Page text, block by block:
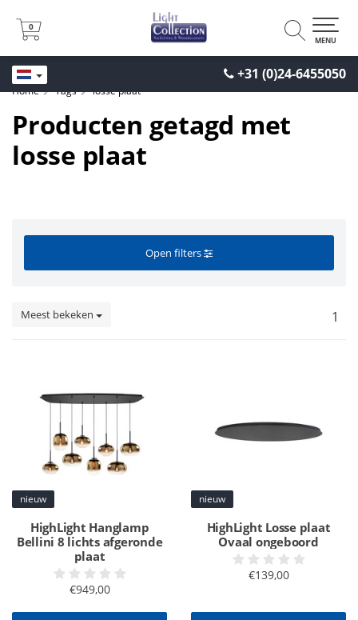
+31 (0)24-6455050
0
0
MENU
Home Tags losse plaat
Producten getagd met
losse plaat
Open filters
Meest bekeken 1
nieuw
HighLight Hanglamp
Bellini 8 lichts afgeronde
plaat
€949,00
nieuw
HighLight Losse plaat
Ovaal ongeboord
€139,00